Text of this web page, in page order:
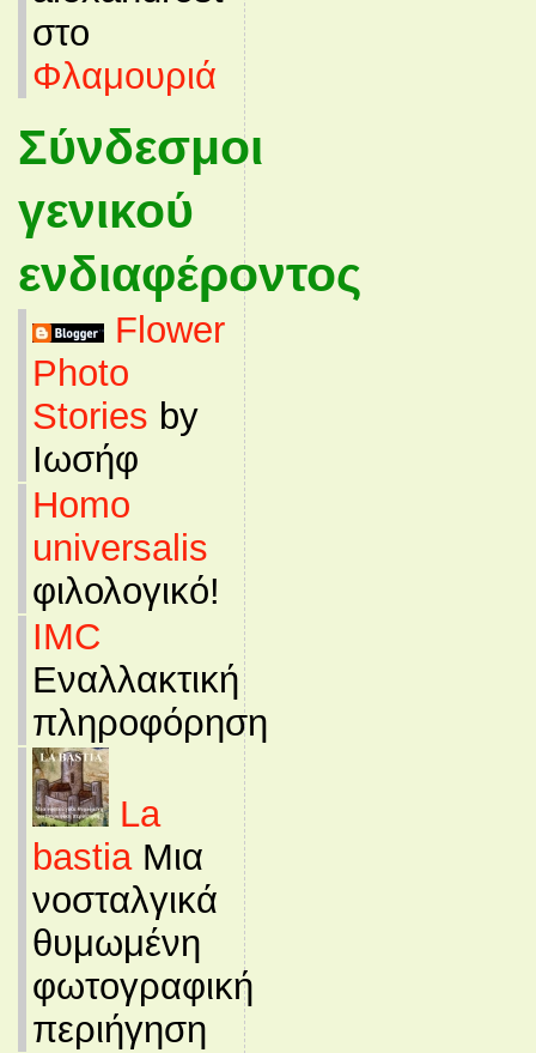
στο
Φλαμουριά
Σύνδεσμοι
γενικού
ενδιαφέροντος
Flower
Photo
Stories by
Ιωσήφ
Homo
universalis
φιλολογικό!
IMC
Εναλλακτική
πληροφόρηση
La
bastiaΜια
νοσταλγικά
θυμωμένη
φωτογραφική
περιήγηση